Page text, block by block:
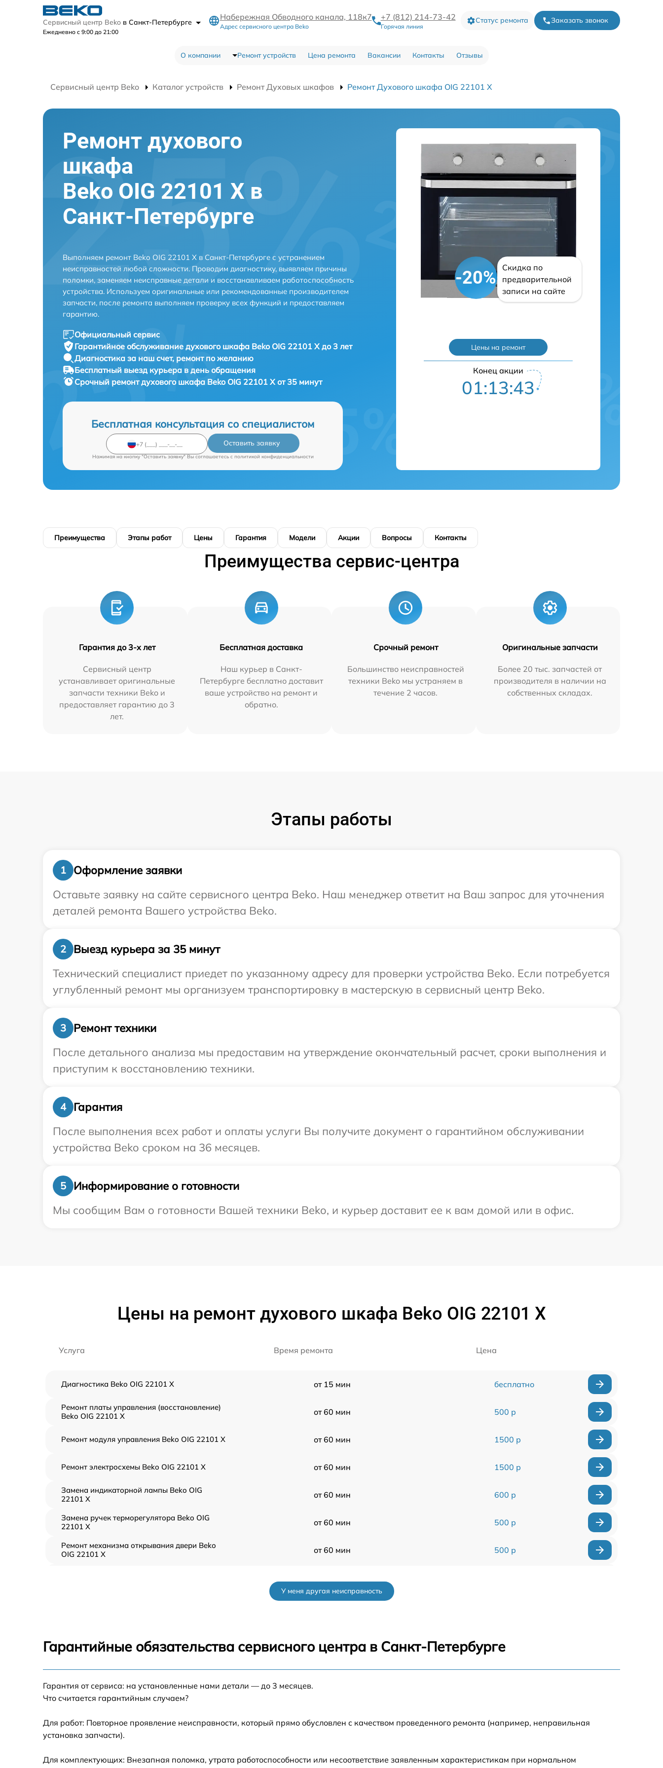
Сервисный центр Beko в Санкт-Петербурге
Ежедневно с 9:00 до 21:00
Набережная Обводного канала, 118к7
Адрес сервисного центра Beko
+7 (812) 214-73-42
Горячая линия
Статус ремонта Заказать звонок
О компании Ремонт устройств Цена ремонта Вакансии Контакты Отзывы
Сервисный центр Beko Каталог устройств Ремонт Духовых шкафов Ремонт Духового шкафа OIG 22101 X
Ремонт духового
шкафа
Beko OIG 22101 X в
Санкт-Петербурге
Выполняем ремонт Beko OIG 22101 X в Санкт-Петербурге с устранением
неисправностей любой сложности. Проводим диагностику, выявляем причины
поломки, заменяем неисправные детали и восстанавливаем работоспособность
устройства. Используем оригинальные или рекомендованные производителем
запчасти, после ремонта выполняем проверку всех функций и предоставляем
гарантию.
Официальный сервис
Гарантийное обслуживание духового шкафа Beko OIG 22101 X до 3 лет
Диагностика за наш счет, ремонт по желанию
Бесплатный выезд курьера в день обращения
Срочный ремонтдухового шкафа Beko OIG 22101 X от 35 минут
Бесплатная консультация со специалистом
Оставить заявку
Нажимая на кнопку "Оставить заявку" Вы соглашаетесь c политикой конфиденциальности
-20%
Скидка по
предварительной
записи на сайте
Цены на ремонт
Конец акции
01:13:42
Преимущества Этапы работ Цены Гарантия Модели Акции Вопросы Контакты
Преимущества сервис-центра
Гарантия до 3-х лет
Сервисный центр
устанавливает оригинальные
запчасти техники Beko и
предоставляет гарантию до 3
лет.
Бесплатная доставка
Наш курьер в Санкт-
Петербурге бесплатно доставит
ваше устройство на ремонт и
обратно.
Срочный ремонт
Большинство неисправностей
техники Beko мы устраняем в
течение 2 часов.
Оригинальные запчасти
Более 20 тыс. запчастей от
производителя в наличии на
собственных складах.
Этапы работы
1
Оформление заявки
Оставьте заявку на сайте сервисного центра Beko. Наш менеджер ответит на Ваш запрос для уточнения
деталей ремонта Вашего устройства Beko.
2
Выезд курьера за 35 минут
Технический специалист приедет по указанному адресу для проверки устройства Beko. Если потребуется
углубленный ремонт мы организуем транспортировку в мастерскую в сервисный центр Beko.
3
Ремонт техники
После детального анализа мы предоставим на утверждение окончательный расчет, сроки выполнения и
приступим к восстановлению техники.
4
Гарантия
После выполнения всех работ и оплаты услуги Вы получите документ о гарантийном обслуживании
устройства Beko сроком на 36 месяцев.
5
Информирование о готовности
Мы сообщим Вам о готовности Вашей техники Beko, и курьер доставит ее к вам домой или в офис.
Цены на ремонт духового шкафа Beko OIG 22101 X
Услуга Время ремонта Цена
Диагностика Beko OIG 22101 X от 15 мин бесплатно
Ремонт платы управления (восстановление)
Beko OIG 22101 X
от 60 мин 500 р
Ремонт модуля управления Beko OIG 22101 X от 60 мин 1500 р
Ремонт электросхемы Beko OIG 22101 X от 60 мин 1500 р
Замена индикаторной лампы Beko OIG
22101 X
от 60 мин 600 р
Замена ручек терморегулятора Beko OIG
22101 X
от 60 мин 500 р
Ремонт механизма открывания двери Beko
OIG 22101 X
от 60 мин 500 р
Замена термодатчика Beko OIG 22101 X
X
У меня другая неисправность
Гарантийные обязательства сервисного центра в Санкт-Петербурге
Гарантия от сервиса: на установленные нами детали — до 3 месяцев.
Что считается гарантийным случаем?
Для работ: Повторное проявление неисправности, который прямо обусловлен с качеством проведенного ремонта (например, неправильная
установка запчасти).
Для комплектующих: Внезапная поломка, утрата работоспособности или несоответствие заявленным характеристикам при нормальном